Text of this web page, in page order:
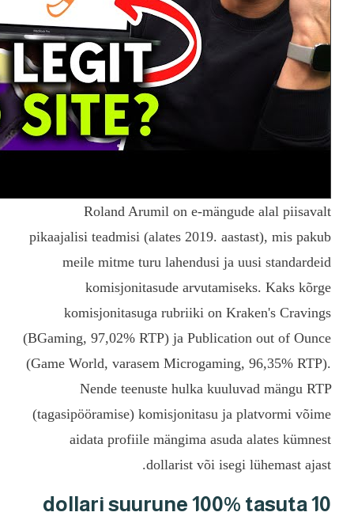
Roland Arumil
pikaajalisi teadmisi
meile mitme turu
komisjonitasuga
(BGaming, 97,02% RTP)
(Game World, varasem
Nende teenuste
(tagasipööramise)
aidata profiile
10 dollari